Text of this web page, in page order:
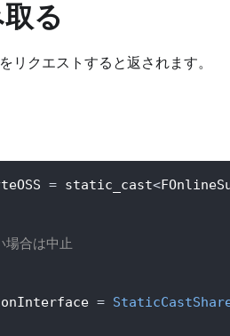
る
リクエストすると返されます。
= static_cast<
合は中止
=